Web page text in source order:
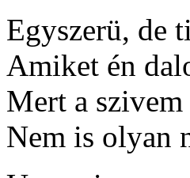
Egyszerü, de
Amiket én
Mert a
Nem is olyan